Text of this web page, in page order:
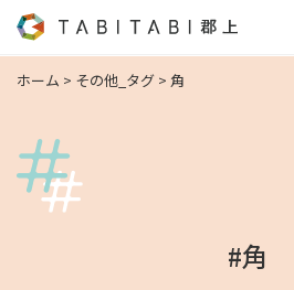
ホーム > その他_タグ > 角
#角